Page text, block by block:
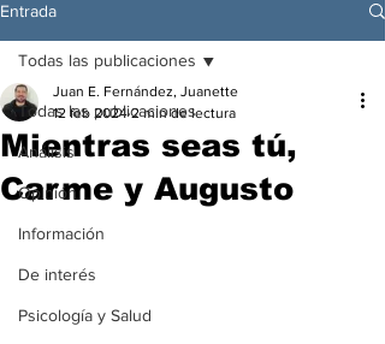
Entrada
Todas las publicaciones
Análisis
Opinión
Información
De interés
Psicología y Salud
Todas las publicaciones
Mientras seas tú,
Carme y Augusto
Juan E. Fernández, Juanette
12 feb 2024 2 min de lectura